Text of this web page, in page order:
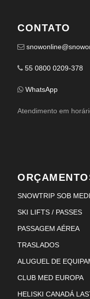
CONTATO
55 0800 0209-378
WhatsApp
Atendimento em
SNOWTRIP SOB
SKI LIFTS / PASSES
PASSAGEM AÉREA
TRASLADOS
ALUGUEL DE
CLUB MED EUROPA
HELISKI CANADÁ